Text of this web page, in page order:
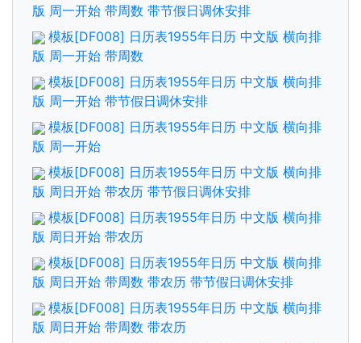
版 周一开始 带周数 带节假日调休安排
模板[DF008] 日历表1955年日历 中文版 横向排
版 周一开始 带周数
模板[DF008] 日历表1955年日历 中文版 横向排
版 周一开始 带节假日调休安排
模板[DF008] 日历表1955年日历 中文版 横向排
版 周一开始
模板[DF008] 日历表1955年日历 中文版 横向排
版 周日开始 带农历 带节假日调休安排
模板[DF008] 日历表1955年日历 中文版 横向排
版 周日开始 带农历
模板[DF008] 日历表1955年日历 中文版 横向排
版 周日开始 带周数 带农历 带节假日调休安排
模板[DF008] 日历表1955年日历 中文版 横向排
版 周日开始 带周数 带农历